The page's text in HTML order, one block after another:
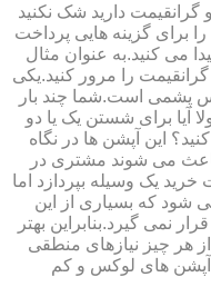
دارید شک نکنید
برای گزینه هایی پرداخت
می کنید.به عنوان مثال
را مرور کنید.یکی
پشمی است.شما چند بار
آیا برای شستن یک یا دو
این آپشن ها در نگاه
می شوند مشتری در
یک وسیله بپردازد اما
شود که بسیاری از این
نمی گیرد.بنابراین بهتر
هر چیز نیازهای منطقی
آپشن های لوکس و کم